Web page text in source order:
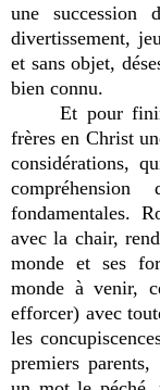
une succession
divertissement,
et sans objet,
bien connu.
Et pour
frères en Christ
considérations,
fondamentales.
avec la chair,
monde et ses
monde à venir,
efforcer) avec
les
premiers